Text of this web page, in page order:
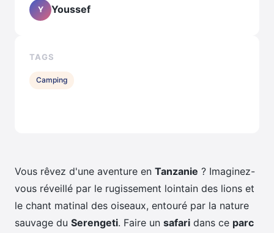
Vous rêvez d'une aventure en Tanzanie ? Imaginez-
vous réveillé par le rugissement lointain des lions et
le chant matinal des oiseaux, entouré par la nature
sauvage du Serengeti. Faire un safari dans ce parc
Y Youssef
TAGS
Camping